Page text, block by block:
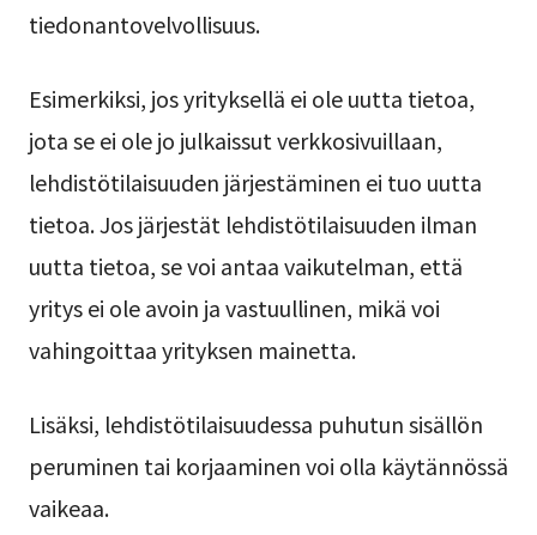
tiedonantovelvollisuus.
Esimerkiksi, jos yrityksellä ei ole uutta tietoa,
jota se ei ole jo julkaissut verkkosivuillaan,
lehdistötilaisuuden järjestäminen ei tuo uutta
tietoa. Jos järjestät lehdistötilaisuuden ilman
uutta tietoa, se voi antaa vaikutelman, että
yritys ei ole avoin ja vastuullinen, mikä voi
vahingoittaa yrityksen mainetta.
Lisäksi, lehdistötilaisuudessa puhutun sisällön
peruminen tai korjaaminen voi olla käytännössä
vaikeaa.